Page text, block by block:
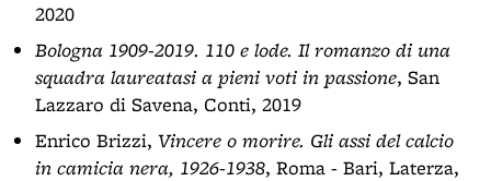
2020
Bologna 1909-2019. 110 e lode. Il romanzo di una
squadra laureatasi a pieni voti in passione, San
Lazzaro di Savena, Conti, 2019
Enrico Brizzi, Vincere o morire. Gli assi del calcio
in camicia nera, 1926-1938, Roma - Bari, Laterza,